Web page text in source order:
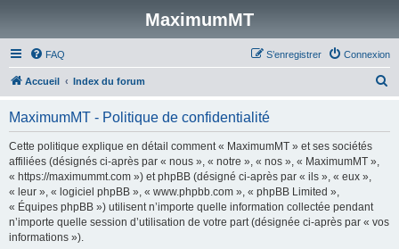
MaximumMT
FAQ Connexion
S’enregistrer
Accueil Index du forum
MaximumMT - Politique de confidentialité
Cette politique explique en détail comment « MaximumMT » et ses sociétés
affiliées (désignés ci-après par « nous », « notre », « nos », « MaximumMT »,
« https://maximummt.com ») et phpBB (désigné ci-après par « ils », « eux »,
« leur », « logiciel phpBB », « www.phpbb.com », « phpBB Limited »,
« Équipes phpBB ») utilisent n’importe quelle information collectée pendant
n’importe quelle session d’utilisation de votre part (désignée ci-après par « vos
informations »).